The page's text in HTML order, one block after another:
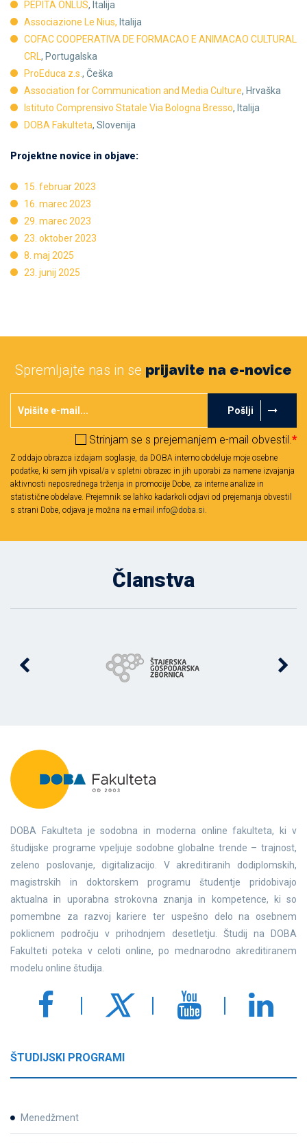
PEPITA ONLUS, Italija
Associazione Le Nius, Italija
COFAC COOPERATIVA DE FORMACAO E ANIMACAO CULTURAL
CRL , Portugalska
ProEduca z.s. , Češka
Association for Communication and Media Culture, Hrvaška
Istituto Comprensivo Statale Via Bologna Bresso, Italija
DOBA Fakulteta, Slovenija
Projektne novice in objave:
15. februar 2023
16. marec 2023
29. marec 2023
23. oktober 2023
8. maj 2025
23. junij 2025
Spremljajte nas in se prijavite na e-novice
Pošlji
Strinjam se s prejemanjem e-mail obvestil.*
Z oddajo obrazca izdajam soglasje, da DOBA interno obdeluje moje osebne
podatke, ki sem jih vpisal/a v spletni obrazec in jih uporabi za namene izvajanja
aktivnosti neposrednega trženja in promocije Dobe, za interne analize in
statistične obdelave. Prejemnik se lahko kadarkoli odjavi od prejemanja obvestil
s strani Dobe, odjava je možna na e-mail info@doba.si.
Članstva
DOBA Fakulteta je sodobna in moderna online fakulteta, ki v
študijske programe vpeljuje sodobne globalne trende – trajnost,
zeleno poslovanje, digitalizacijo. V akreditiranih dodiplomskih,
magistrskih in doktorskem programu študentje pridobivajo
aktualna in uporabna strokovna znanja in kompetence, ki so
pomembne za razvoj kariere ter uspešno delo na osebnem
poklicnem področju v prihodnjem desetletju. Študij na DOBA
Fakulteti poteka v celoti online, po mednarodno akreditiranem
modelu online študija.
ŠTUDIJSKI PROGRAMI
Menedžment